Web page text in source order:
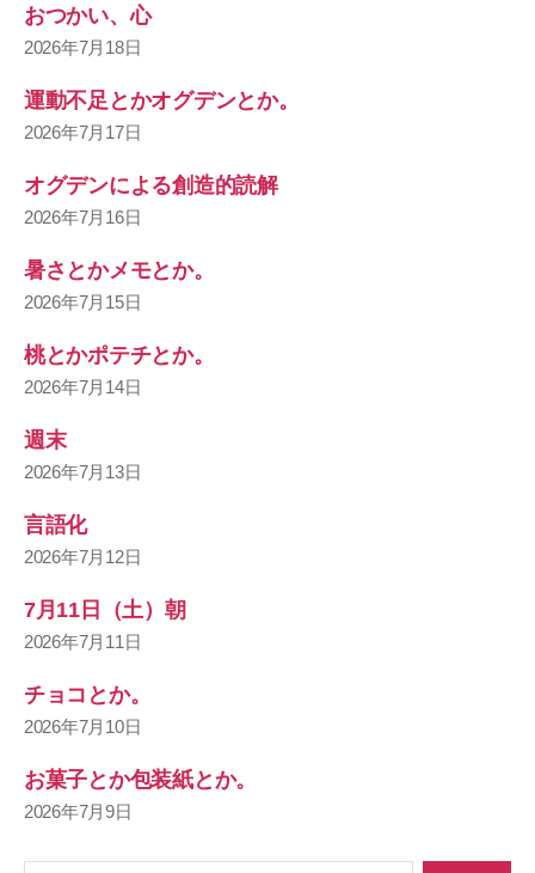
おつかい、心
2026年7月18日
運動不足とかオグデンとか。
2026年7月17日
オグデンによる創造的読解
2026年7月16日
暑さとかメモとか。
2026年7月15日
桃とかポテチとか。
2026年7月14日
週末
2026年7月13日
言語化
2026年7月12日
7月11日（土）朝
2026年7月11日
チョコとか。
2026年7月10日
お菓子とか包装紙とか。
2026年7月9日